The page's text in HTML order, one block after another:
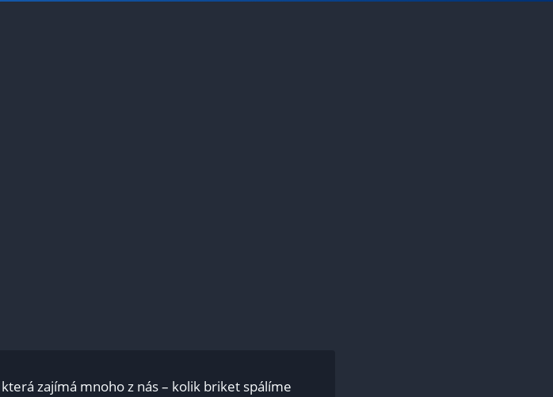
zajímá mnoho z nás – kolik briket spálíme